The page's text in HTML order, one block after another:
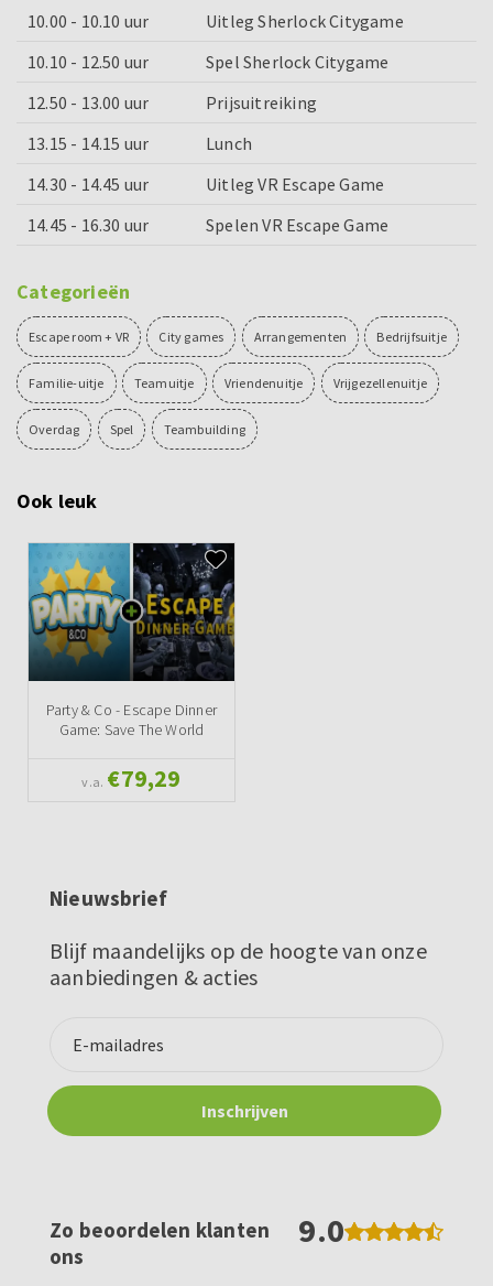
10.00 - 10.10 uur
Uitleg Sherlock Citygame
10.10 - 12.50 uur
Spel Sherlock Citygame
12.50 - 13.00 uur
Prijsuitreiking
13.15 - 14.15 uur
Lunch
14.30 - 14.45 uur
Uitleg VR Escape Game
14.45 - 16.30 uur
Spelen VR Escape Game
Categorieën
Escape room + VR City games Arrangementen Bedrijfsuitje
Familie-uitje Teamuitje Vriendenuitje Vrijgezellenuitje
Overdag Spel Teambuilding
Ook leuk
Party & Co - Escape Dinner
Game: Save The World
v.a. €79,29
Nieuwsbrief
Blijf maandelijks op de hoogte van onze
aanbiedingen & acties
Zo beoordelen klanten
ons
9.0